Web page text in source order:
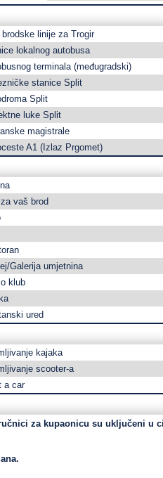
brodske linije za Trogir
lokalnog autobusa
terminala (međugradski)
stanice Split
Split
luke Split
magistrale
A1 (Izlaz Prgomet)
vaš brod
Galerija umjetnina
klub
ured
kajaka
scooter-a
a car
za kupaonicu su uključeni u